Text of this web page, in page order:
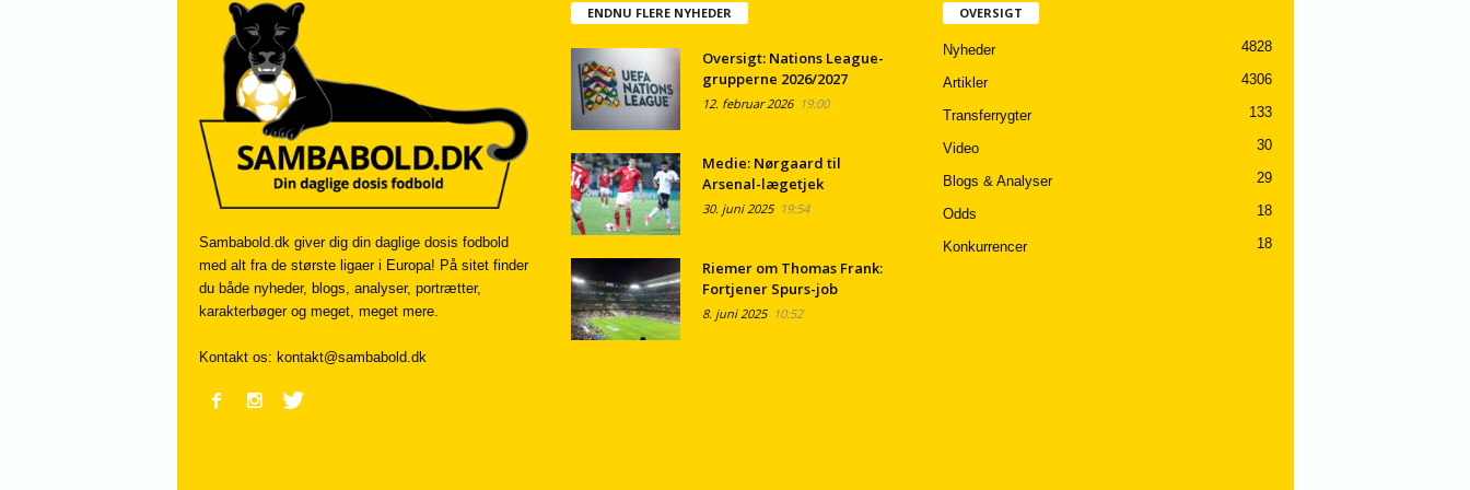
Sambabold.dk giver dig din daglige dosis fodbold
med alt fra de største ligaer i Europa! På sitet finder
du både nyheder, blogs, analyser, portrætter,
karakterbøger og meget, meget mere.
Kontakt os: kontakt@sambabold.dk
ENDNU FLERE NYHEDER
Oversigt: Nations League-
grupperne 2026/2027
12. februar 202619:00
Medie: Nørgaard til
Arsenal-lægetjek
30. juni 202519:54
Riemer om Thomas Frank:
Fortjener Spurs-job
8. juni 202510:52
OVERSIGT
Nyheder 4828
Artikler 4306
Transferrygter 133
Video 30
Blogs & Analyser 29
Odds 18
Konkurrencer 18